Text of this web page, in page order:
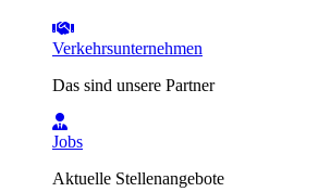
Verkehrsunternehmen
Das sind unsere Partner
Jobs
Aktuelle Stellenangebote